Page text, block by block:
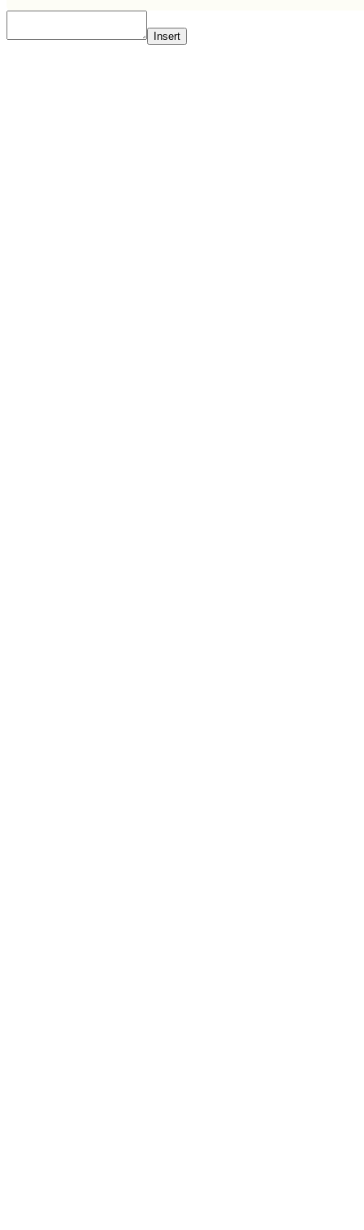
Insert